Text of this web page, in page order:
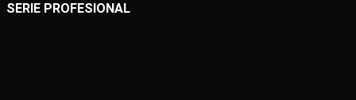
SERIE PROFESIONAL